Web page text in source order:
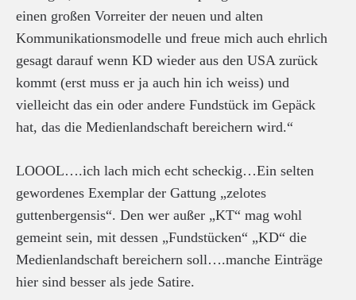
einen großen Vorreiter der neuen und alten
Kommunikationsmodelle und freue mich auch ehrlich
gesagt darauf wenn KD wieder aus den USA zurück
kommt (erst muss er ja auch hin ich weiss) und
vielleicht das ein oder andere Fundstück im Gepäck
hat, das die Medienlandschaft bereichern wird.“
LOOOL….ich lach mich echt scheckig…Ein selten
gewordenes Exemplar der Gattung „zelotes
guttenbergensis“. Den wer außer „KT“ mag wohl
gemeint sein, mit dessen „Fundstücken“ „KD“ die
Medienlandschaft bereichern soll….manche Einträge
hier sind besser als jede Satire.